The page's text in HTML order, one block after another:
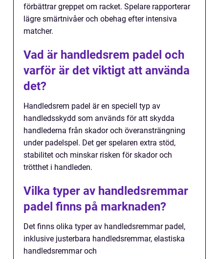
förbättrar greppet om racket. Spelare rapporterar
lägre smärtnivåer och obehag efter intensiva
matcher.
Vad är handledsrem padel och
varför är det viktigt att använda
det?
Handledsrem padel är en speciell typ av
handledsskydd som används för att skydda
handlederna från skador och överansträngning
under padelspel. Det ger spelaren extra stöd,
stabilitet och minskar risken för skador och
trötthet i handleden.
Vilka typer av handledsremmar
padel finns på marknaden?
Det finns olika typer av handledsremmar padel,
inklusive justerbara handledsremmar, elastiska
handledsremmar och